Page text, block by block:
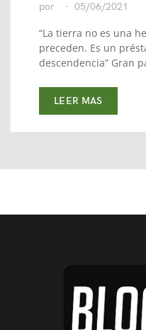
por 05/06/2021
“La tierra no es una
preceden. Es un
descendencia” Gran
LEER MAS